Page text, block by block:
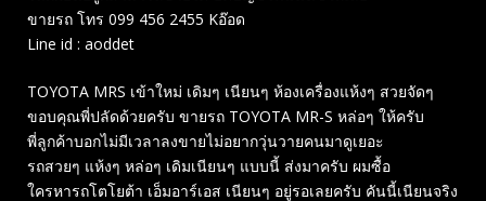
ขายรถ โทร 099 456 2455 Kอ๊อด
Line id : aoddet
TOYOTA MRS เข้าใหม่ เดิมๆ เนียนๆ ห้องเครื่องแห้งๆ สวยจัดๆ
ขอบคุณพี่ปลัดด้วยครับ ขายรถ TOYOTA MR-S หล่อๆ ให้ครับ
พี่ลูกค้าบอกไม่มีเวลาลงขายไม่อยากวุ่นวายคนมาดูเยอะ
รถสวยๆ แห้งๆ หล่อๆ เดิมเนียนๆ แบบนี้ ส่งมาครับ ผมซื้อ
ใครหารถโตโยต้า เอ็มอาร์เอส เนียนๆ อยู่รอเลยครับ คันนี้เนียนจริง